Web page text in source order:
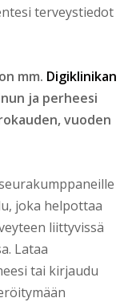
terveystiedot
mm. Digiklinikan
ja perheesi
vuoden
joka helpottaa
liittyvissä
Lataa
tai kirjaudu